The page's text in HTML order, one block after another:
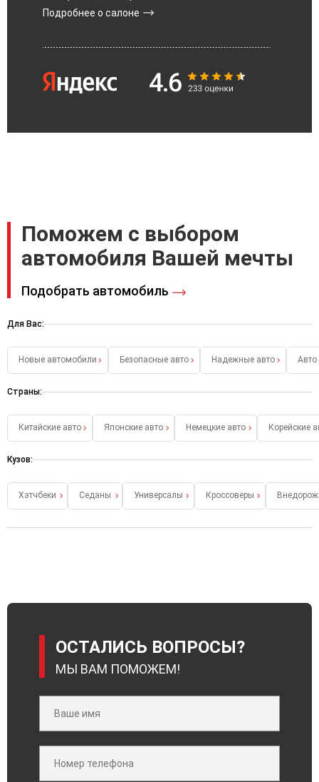
Подробнее о салоне
Поможем с выбором
автомобиля Вашей мечты
Подобрать автомобиль
Для Вас:
Новые автомобили Безопасные авто Надежные авто
Страны:
Китайские авто Японские авто Немецкие авто Корейские
Кузов:
Хэтчбеки Седаны Универсалы Кроссоверы
ОСТАЛИСЬ ВОПРОСЫ?
МЫ ВАМ ПОМОЖЕМ!